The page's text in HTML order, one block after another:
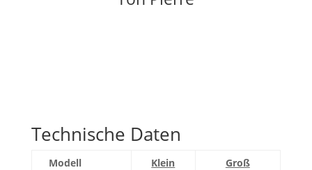
Technische Daten
Modell Klein Groß